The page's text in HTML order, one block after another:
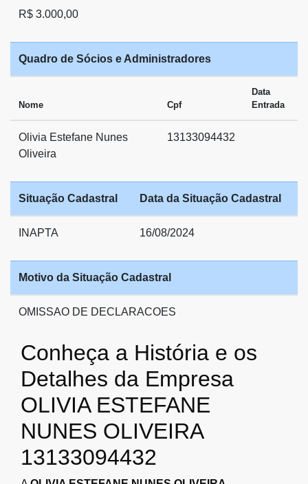
R$ 3.000,00
Quadro de Sócios e Administradores
Nome Cpf
Data
Entrada
Olivia Estefane Nunes
Oliveira
13133094432
Situação Cadastral Data da Situação Cadastral
INAPTA 16/08/2024
Motivo da Situação Cadastral
OMISSAO DE DECLARACOES
Conheça a História e os
Detalhes da Empresa
OLIVIA ESTEFANE
NUNES OLIVEIRA
13133094432